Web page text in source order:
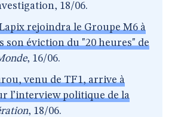
18/06.
rejoindra le Groupe M6 à
son éviction du "20 heures" de
, 16/06.
venu de TF1, arrive à
l’interview politique de la
, 18/06.